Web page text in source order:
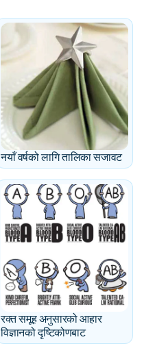
नयाँ वर्षको लागि तालिका सजावट
रक्त समूह अनुसारको आहार
विज्ञानको दृष्टिकोणबाट